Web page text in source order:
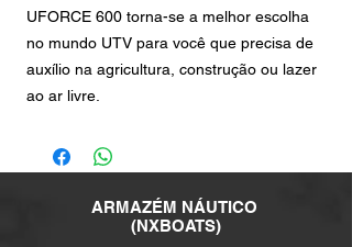
UFORCE 600 torna-se a melhor escolha
no mundo UTV para você que precisa de
auxílio na agricultura, construção ou lazer
ao ar livre.
ARMAZÉM NÁUTICO
(NXBOATS)